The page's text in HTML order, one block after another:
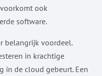
ook
software.
belangrijk voordeel.
in krachtige
in de cloud gebeurt. Een